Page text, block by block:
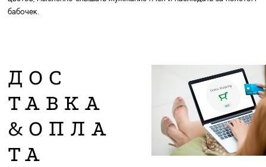
бабочек.
ДОС
ТАВКА
&ОПЛА
ТА